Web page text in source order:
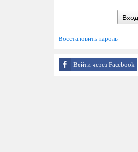
Вход
Восстановить пароль
Войти через Facebook